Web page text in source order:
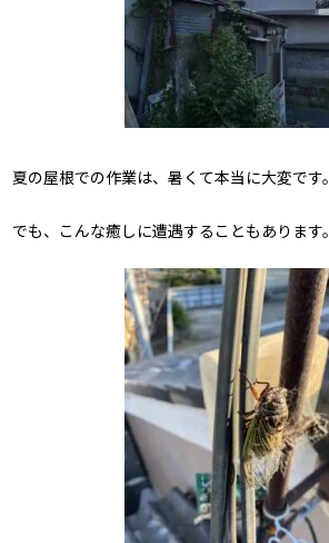
夏の屋根での作業は、暑くて本当に大変です。
でも、こんな癒しに遭遇することもあります。